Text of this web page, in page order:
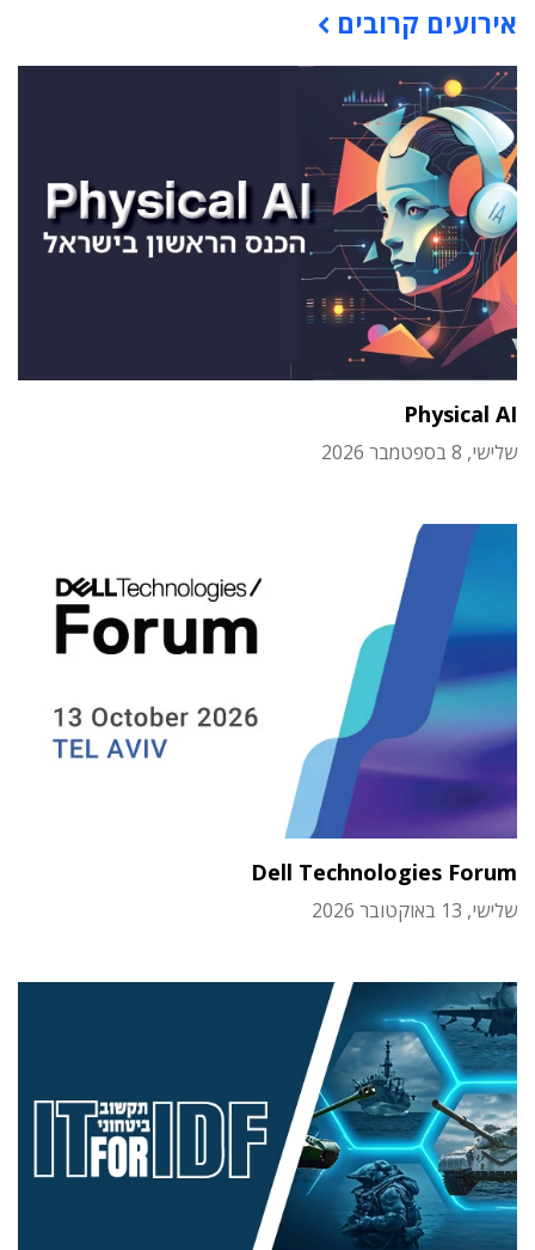
אירועים קרובים
Physical AI
שלישי, 8 בספטמבר 2026
Dell Technologies Forum
שלישי, 13 באוקטובר 2026